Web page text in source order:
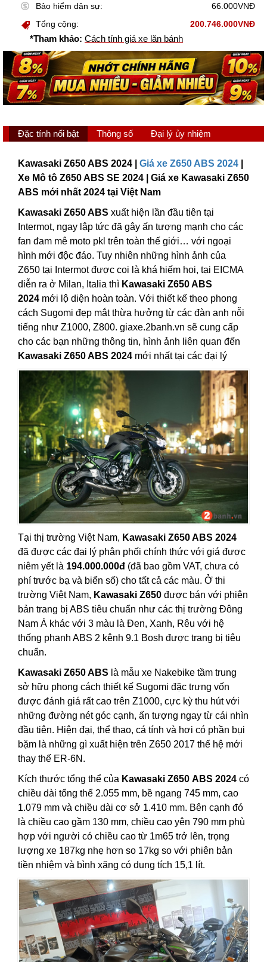
Bảo hiểm dân sự:
66.000VNĐ
Tổng cộng:
200.746.000VNĐ
*Tham khảo: Cách tính giá xe lăn bánh
Đặc tính nổi bật Thông số Đại lý ủy nhiệm
Kawasaki Z650 ABS 2024 | Giá xe Z650 ABS 2024
Xe Mô tô Z650 ABS SE 2024 | Giá xe Kawasaki Z650
ABS mới nhất 2024 tại Việt Nam
Kawasaki Z650 ABS xuất hiện lần đầu tiên tại
Intermot, ngay lập tức đã gây ấn tượng mạnh cho các
fan đam mê moto pkl trên toàn thế giới… với ngoại
hình mới độc đáo. Tuy nhiên những hình ảnh của
Z650 tại Intermot được coi là khá hiếm hoi, tại EICMA
diễn ra ở Milan, Italia thì Kawasaki Z650 ABS
2024 mới lộ diện hoàn toàn. Với thiết kế theo phong
cách Sugomi đẹp mắt thừa hưởng từ các đàn anh nỗi
tiếng như Z1000, Z800. giaxe.2banh.vn sẽ cung cấp
cho các bạn những thông tin, hình ảnh liên quan đến
Kawasaki Z650 ABS 2024 mới nhất tại các đại lý
Tại thị trường Việt Nam, Kawasaki Z650 ABS 2024
đã được các đại lý phân phối chính thức với giá được
niêm yết là 194.000.000đ (đã bao gồm VAT, chưa có
phí trước bạ và biển số) cho tất cả các màu. Ở thi
trường Việt Nam, Kawasaki Z650 được bán với phiên
bản trang bị ABS tiêu chuẩn như các thị trường Đông
Nam Á khác với 3 màu là Đen, Xanh, Rêu với hệ
thống phanh ABS 2 kênh 9.1 Bosh được trang bị tiêu
chuẩn.
Kawasaki Z650 ABS là mẫu xe Nakebike tầm trung
sở hữu phong cách thiết kế Sugomi đặc trưng vốn
được đánh giá rất cao trên Z1000, cực kỳ thu hút với
những đường nét góc cạnh, ấn tượng ngay từ cái nhìn
đầu tiên. Hiện đại, thể thao, cá tính và hơi có phần bụi
bặm là những gì xuất hiện trên Z650 2017 thế hệ mới
thay thế ER-6N.
Kích thước tổng thể của Kawasaki Z650 ABS 2024 có
chiều dài tổng thể 2.055 mm, bề ngang 745 mm, cao
1.079 mm và chiều dài cơ sở 1.410 mm. Bên cạnh đó
là chiều cao gầm 130 mm, chiều cao yên 790 mm phù
hợp với người có chiều cao từ 1m65 trở lên, trọng
lượng xe 187kg nhẹ hơn so 17kg so với phiên bản
tiền nhiệm và bình xăng có dung tích 15,1 lít.